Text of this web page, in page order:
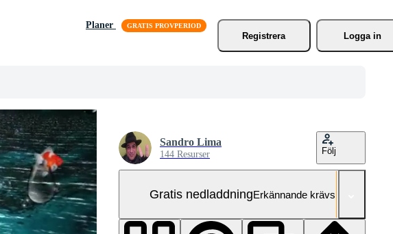
Planer
Registrera
Logga in
Sandro Lima
144 Resurser Följ
Gratis nedladdningErkännande krävs